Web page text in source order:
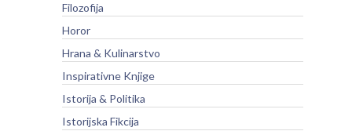
Filozofija
Horor
Hrana & Kulinarstvo
Inspirativne Knjige
Istorija & Politika
Istorijska Fikcija